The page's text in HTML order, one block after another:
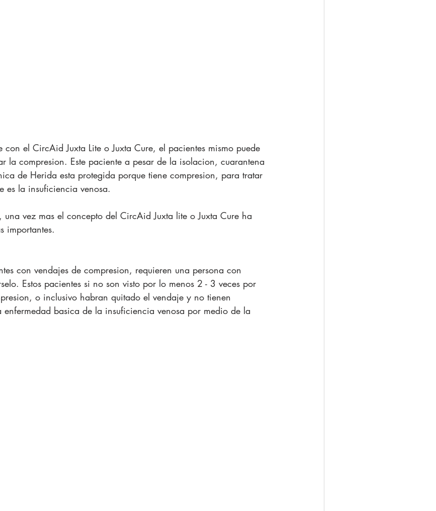
con el CircAid Juxta Lite o Juxta Cure, el pacientes mismo puede
la compresion. Este paciente a pesar de la isolacion, cuarantena
de Herida esta protegida porque tiene compresion, para tratar
es la insuficiencia venosa.
una vez mas el concepto del CircAid Juxta lite o Juxta Cure ha
importantes.
con vendajes de compresion, requieren una persona con
Estos pacientes si no son visto por lo menos 2 - 3 veces por
o inclusivo habran quitado el vendaje y no tienen
basica de la insuficiencia venosa por medio de la